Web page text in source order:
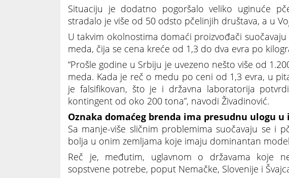
Situaciju je dodatno pogoršalo veliko uginuće
stradalo je više od 50 odsto pčelinjih društava, a u
U takvim okolnostima domaći proizvođači
meda, čija se cena kreće od 1,3 do dva evra po
“Prošle godine u Srbiju je uvezeno nešto više od
meda. Kada je reč o medu po ceni od 1,3 evra, u
je falsifikovan, što je i državna laboratorija
kontingent od oko 200 tona”, navodi Živadinović.
Oznaka domaćeg brenda ima presudnu ulogu u
Sa manje-više sličnim problemima suočavaju se i
bolja u onim zemljama koje imaju dominantan
Reč je, međutim, uglavnom o državama koje
sopstvene potrebe, poput Nemačke, Slovenije i